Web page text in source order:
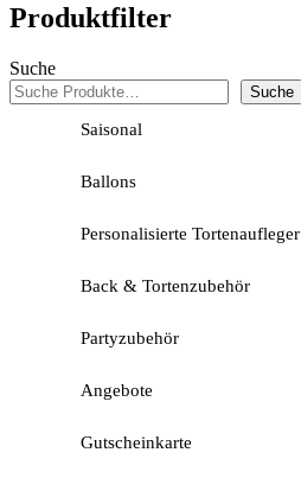
Produktfilter
Suche
Suche
Saisonal
Ballons
Personalisierte Tortenaufleger
Back & Tortenzubehör
Partyzubehör
Angebote
Gutscheinkarte